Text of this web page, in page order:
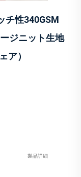
チ性340GSM
ジニット生地
ア）
製品詳細